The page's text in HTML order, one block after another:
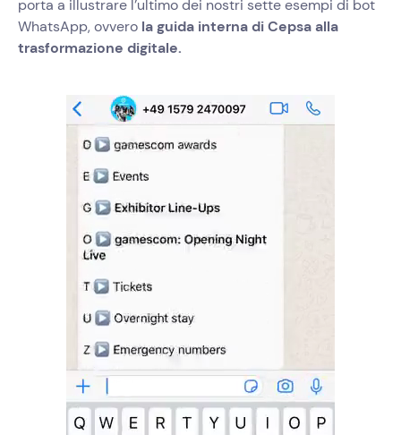
porta a illustrare l’ultimo dei nostri sette esempi di bot
WhatsApp, ovvero la guida interna di Cepsa alla
trasformazione digitale.